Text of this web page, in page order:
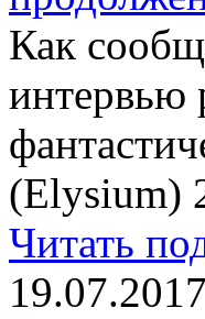
Как
интервью
(Elysium)
Читать
19.07.2017